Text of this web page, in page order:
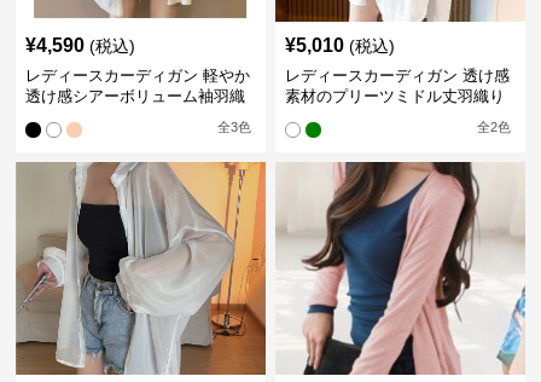
¥4,590 (税込)
レディースカーディガン 軽やか
透け感シアーボリューム袖羽織
全3色
¥5,010 (税込)
レディースカーディガン 透け感
素材のプリーツミドル丈羽織り
全2色